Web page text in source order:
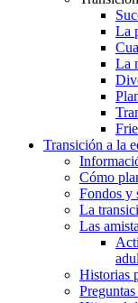
La
La
Transición a la
Cómo
Fondos y
La
Las
Historias